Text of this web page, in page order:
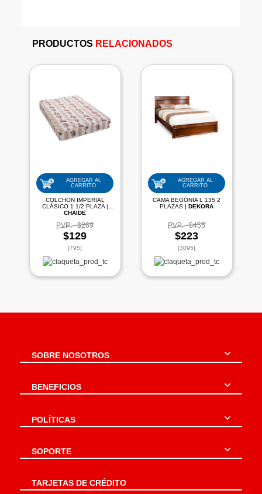
PRODUCTOS RELACIONADOS
AGREGAR AL
CARRITO
COLCHON IMPERIAL
CHAIDE
PVP: $269
$129
[795]
AGREGAR AL
CARRITO
CAMA BEGONIA L 135 2
DEKORA
PVP: $455
$223
[3095]
SOBRE NOSOTROS
BENEFICIOS
POLÍTICAS
SOPORTE
TARJETAS DE CRÉDITO